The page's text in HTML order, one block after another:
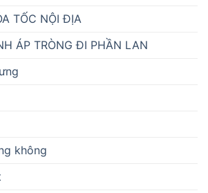
TỐC NỘI ĐỊA
ÁP TRÒNG ĐI PHẦN LAN
không